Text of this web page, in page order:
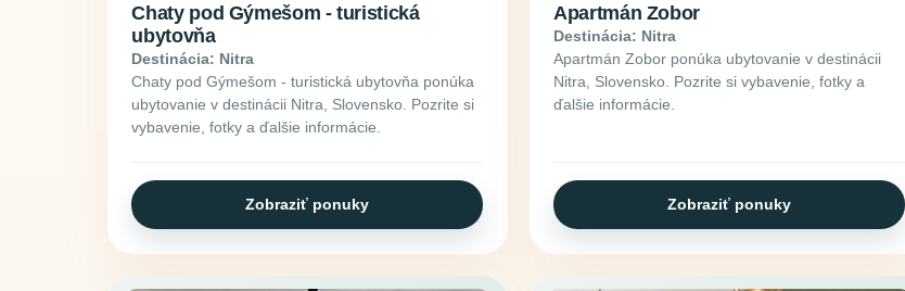
Chaty pod Gýmešom - turistická
ubytovňa
Destinácia: Nitra
Chaty pod Gýmešom - turistická ubytovňa ponúka
ubytovanie v destinácii Nitra, Slovensko. Pozrite si
vybavenie, fotky a ďalšie informácie.
Zobraziť ponuky
Apartmán Zobor
Destinácia: Nitra
Apartmán Zobor ponúka ubytovanie v destinácii
Nitra, Slovensko. Pozrite si vybavenie, fotky a
ďalšie informácie.
Zobraziť ponuky